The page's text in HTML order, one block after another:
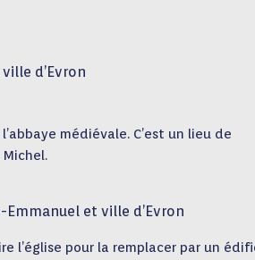
d’Evron
médiévale. C’est un lieu de
et ville d’Evron
l’église pour la remplacer par un